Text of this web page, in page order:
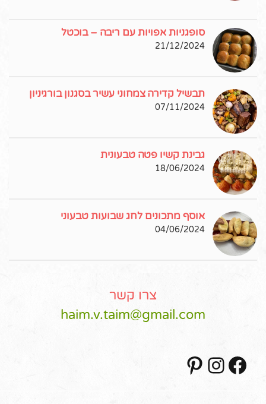
סופגניות אפויות עם ריבה – בוכטל
21/12/2024
תבשיל קדירה צמחוני עשיר בסגנון בורגיניון
07/11/2024
גבינת קשיו פטה טבעונית
18/06/2024
אוסף מתכונים לחג שבועות טבעוני
04/06/2024
צרו קשר
haim.v.taim@gmail.com
Facebook
Instagram